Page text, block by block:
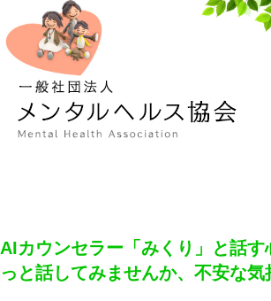
AIカウンセラー「みくり」と話
っと話してみませんか、不安な気